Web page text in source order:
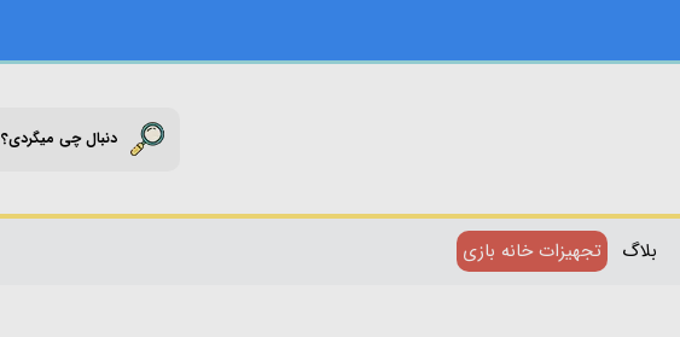
دنبال چی میگردی؟
بلاگ تجهیزات خانه بازی